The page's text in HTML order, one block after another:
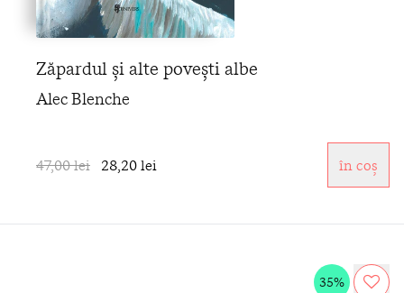
Zăpardul și alte povești albe
Alec Blenche
47,00 lei 28,20 lei în coș
35%